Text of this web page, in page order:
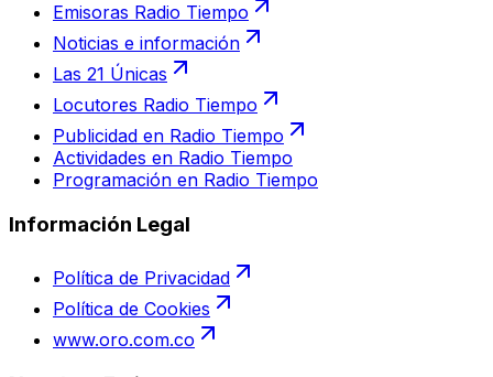
Emisoras Radio Tiempo
Noticias e información
Las 21 Únicas
Locutores Radio Tiempo
Publicidad en Radio Tiempo
Actividades en Radio Tiempo
Programación en Radio Tiempo
Información Legal
Política de Privacidad
Política de Cookies
www.oro.com.co